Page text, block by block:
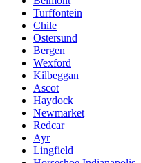
Turffontein
Chile
Ostersund
Bergen
Wexford
Kilbeggan
Ascot
Haydock
Newmarket
Redcar
Ayr
Lingfield